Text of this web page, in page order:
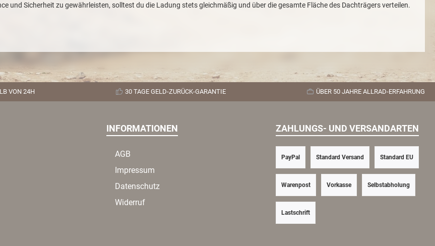
und Sicherheit zu gewährleisten, solltest du die Ladung stets gleichmäßig und über die gesamte Fläche des Dachträgers verteilen.
VON 24H 30 TAGE GELD-ZURÜCK-GARANTIE ÜBER 50 JAHRE ALLRAD-ERFAHRUNG
INFORMATIONEN
AGB
Impressum
Datenschutz
Widerruf
ZAHLUNGS- UND VERSANDARTEN
Vorkasse
PayPal
Lastschrift
Standard Versand Standard EU
Warenpost Selbstabholung